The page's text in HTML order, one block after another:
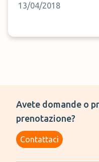
13/04/2018
Avete domande o
prenotazione?
Contattaci